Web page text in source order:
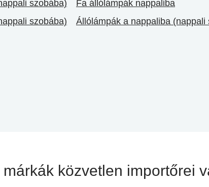
szobába)
Fa állólámpák nappaliba
szobába)
Állólámpák a nappaliba (nappali
közvetlen importőrei